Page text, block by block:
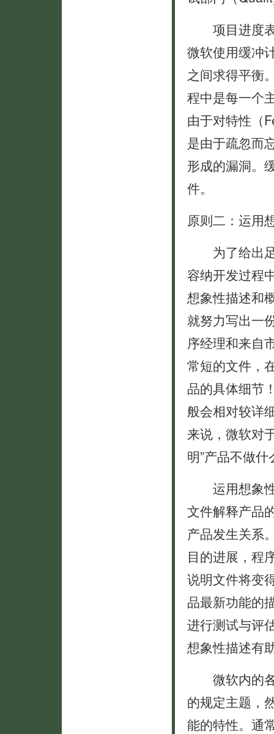
项目进度表
微软使用缓冲
之间求得平衡
程中是每一个
由于对特性（
是由于疏忽而
形成的漏洞。
件。
原则二：运用
为了给出足
容纳开发过程
想象性描述和
就努力写出一
序经理和来自
常短的文件，
品的具体细节
般会相对较详
来说，微软对
明”产品不做什
运用想象性
文件解释产品
产品发生关系
目的进展，程
说明文件将变
品最新功能的
进行测试与评
想象性描述有
微软内的各
的规定主题，
能的特性。通